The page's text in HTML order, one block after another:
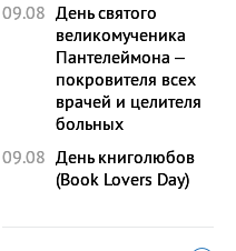
09.08 День святого
великомученика
Пантелеймона –
покровителя всех
врачей и целителя
больных
09.08 День книголюбов
(Book Lovers Day)